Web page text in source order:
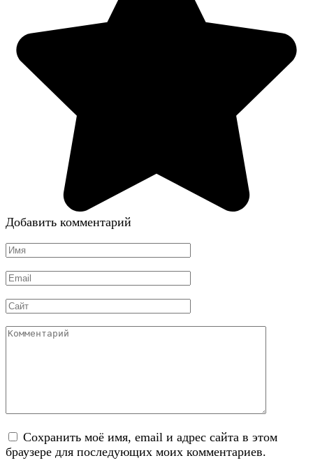
Добавить комментарий
Имя
Email
Сайт
Комментарий
Сохранить моё имя, email и адрес сайта в этом
браузере для последующих моих комментариев.